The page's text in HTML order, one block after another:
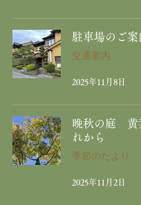
駐車場のご
交通案内
2025年11月8日
晩秋の庭
れから
季節のたより
2025年11月2日